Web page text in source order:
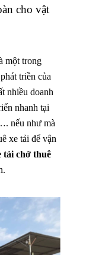
cho vật
một trong
triền của
nhiều doanh
nhanh tại
nếu như mà
xe tải để vận
tải chở thuê